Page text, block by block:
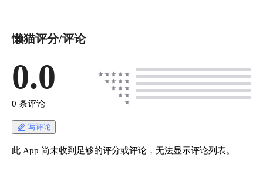
懒猫评分/评论
0.0
0 条评论
写评论
此 App 尚未收到足够的评分或评论，无法显示评论列表。